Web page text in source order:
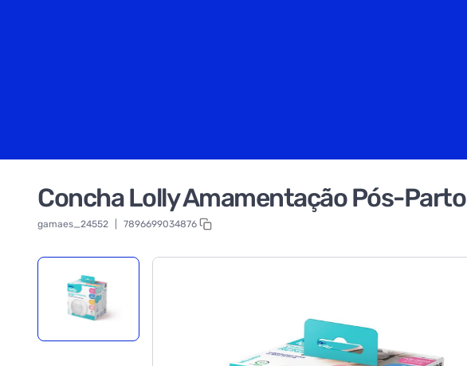
Concha Lolly Amamentação Pós-Parto
gamaes_24552 7896699034876